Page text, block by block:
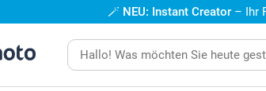
🪄 NEU: Instant Creator – Ihr